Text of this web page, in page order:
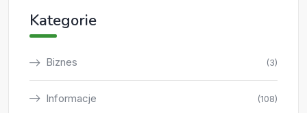
Kategorie
Biznes (3)
Informacje (108)